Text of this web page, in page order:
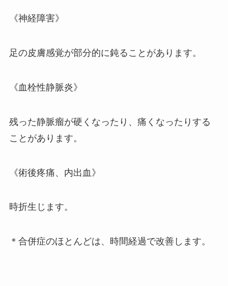
《神経障害》
足の皮膚感覚が部分的に鈍ることがあります。
《血栓性静脈炎》
残った静脈瘤が硬くなったり、痛くなったりする
ことがあります。
《術後疼痛、内出血》
時折生じます。
＊合併症のほとんどは、時間経過で改善します。